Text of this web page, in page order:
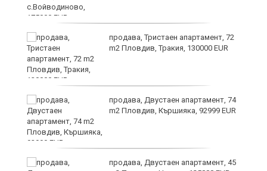
продава, Тристаен апартамент, 72
m2 Пловдив, Тракия, 130000 EUR
продава, Двустаен апартамент, 74
m2 Пловдив, Кършияка, 92999 EUR
продава, Двустаен апартамент, 45